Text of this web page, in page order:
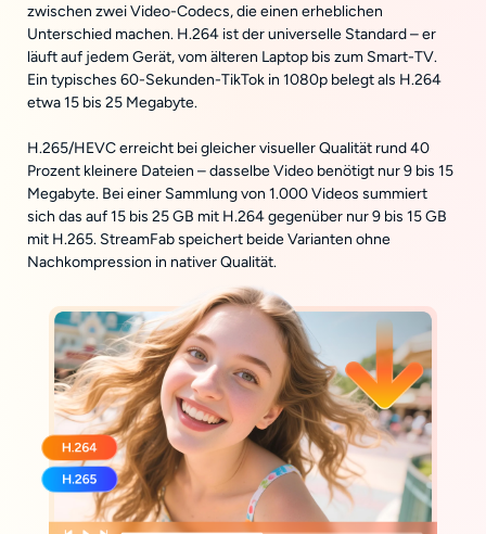
zwischen zwei Video-Codecs, die einen erheblichen
Unterschied machen. H.264 ist der universelle Standard – er
läuft auf jedem Gerät, vom älteren Laptop bis zum Smart-TV.
Ein typisches 60-Sekunden-TikTok in 1080p belegt als H.264
etwa 15 bis 25 Megabyte.
H.265/HEVC erreicht bei gleicher visueller Qualität rund 40
Prozent kleinere Dateien – dasselbe Video benötigt nur 9 bis 15
Megabyte. Bei einer Sammlung von 1.000 Videos summiert
sich das auf 15 bis 25 GB mit H.264 gegenüber nur 9 bis 15 GB
mit H.265. StreamFab speichert beide Varianten ohne
Nachkompression in nativer Qualität.